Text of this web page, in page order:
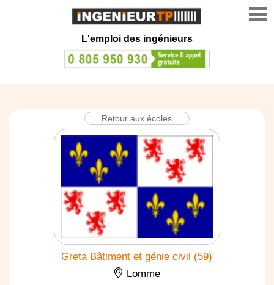
L'emploi des ingénieurs
Retour aux écoles
Greta Bâtiment et génie civil (59)
Lomme